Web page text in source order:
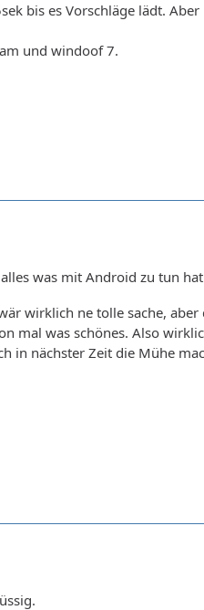
bis es Vorschläge lädt.
und windoof 7.
was mit Android zu tun
wirklich ne tolle sache,
mal was schönes. Also
in nächster Zeit die Mühe